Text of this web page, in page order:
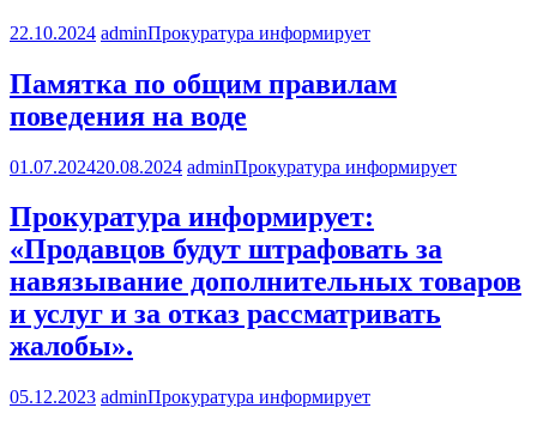
22.10.2024 adminПрокуратура информирует
Памятка по общим правилам
поведения на воде
01.07.202420.08.2024 adminПрокуратура информирует
Прокуратура информирует:
«Продавцов будут штрафовать за
навязывание дополнительных товаров
и услуг и за отказ рассматривать
жалобы».
05.12.2023 adminПрокуратура информирует